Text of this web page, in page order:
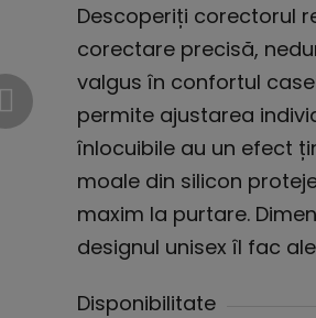
a
produsului
este
5,0
din
5
stele.
Descoperiți corectorul
corectare precisă,
valgus în confortul
permite ajustarea
înlocuibile au un efect
moale din silicon
maxim la purtare.
designul unisex îl fac
Disponibilitate